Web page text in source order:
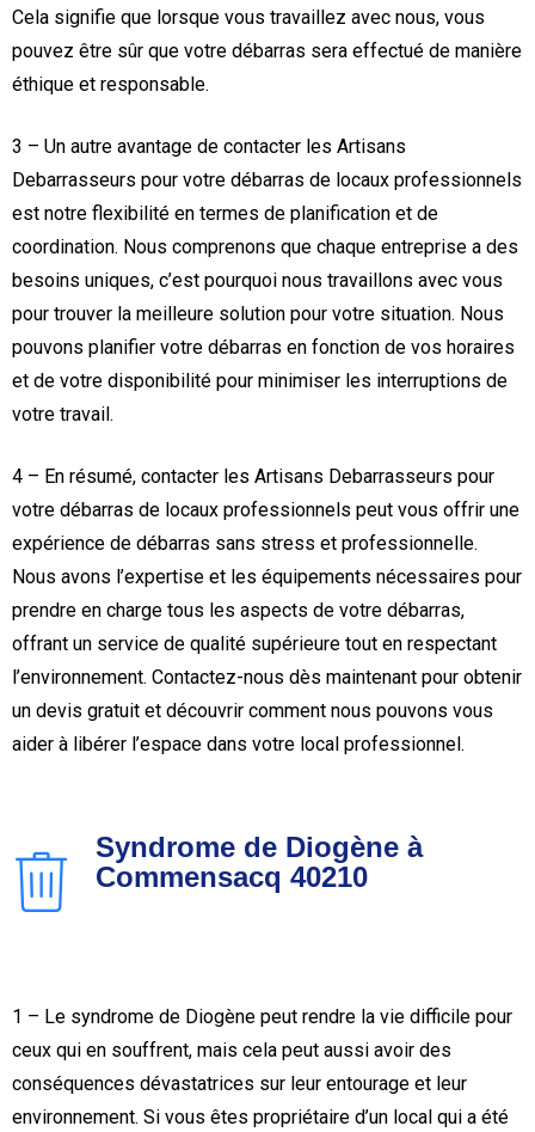
Cela signifie que lorsque vous travaillez avec nous, vous
pouvez être sûr que votre débarras sera effectué de manière
éthique et responsable.
3 – Un autre avantage de contacter les Artisans
Debarrasseurs pour votre débarras de locaux professionnels
est notre flexibilité en termes de planification et de
coordination. Nous comprenons que chaque entreprise a des
besoins uniques, c’est pourquoi nous travaillons avec vous
pour trouver la meilleure solution pour votre situation. Nous
pouvons planifier votre débarras en fonction de vos horaires
et de votre disponibilité pour minimiser les interruptions de
votre travail.
4 – En résumé, contacter les Artisans Debarrasseurs pour
votre débarras de locaux professionnels peut vous offrir une
expérience de débarras sans stress et professionnelle.
Nous avons l’expertise et les équipements nécessaires pour
prendre en charge tous les aspects de votre débarras,
offrant un service de qualité supérieure tout en respectant
l’environnement. Contactez-nous dès maintenant pour obtenir
un devis gratuit et découvrir comment nous pouvons vous
aider à libérer l’espace dans votre local professionnel.
Syndrome de Diogène à
Commensacq 40210
1 – Le syndrome de Diogène peut rendre la vie difficile pour
ceux qui en souffrent, mais cela peut aussi avoir des
conséquences dévastatrices sur leur entourage et leur
environnement. Si vous êtes propriétaire d’un local qui a été